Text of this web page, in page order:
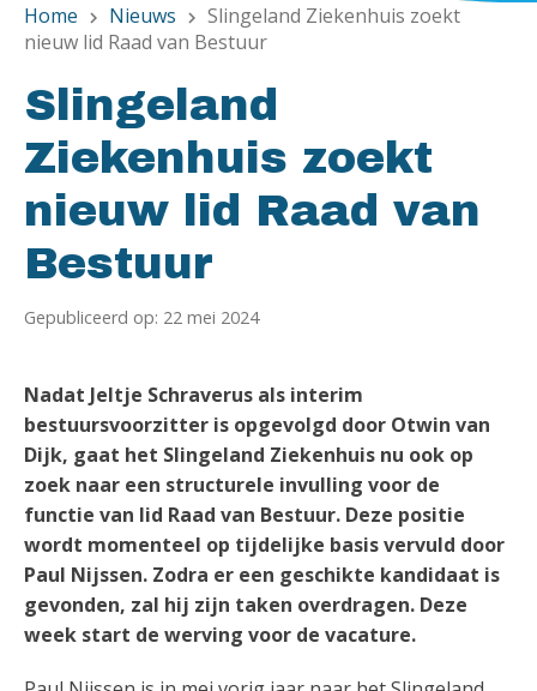
Home chevron_right Nieuws chevron_right Slingeland Ziekenhuis zoekt
nieuw lid Raad van Bestuur
Slingeland
Ziekenhuis zoekt
nieuw lid Raad van
Bestuur
Gepubliceerd op: 22 mei 2024
​Nadat Jeltje Schraverus als interim
bestuursvoorzitter is opgevolgd door Otwin van
Dijk, gaat het Slingeland Ziekenhuis nu ook op
zoek naar een structurele invulling voor de
functie van lid Raad van Bestuur. Deze positie
wordt momenteel op tijdelijke basis vervuld door
Paul Nijssen. Zodra er een geschikte kandidaat is
gevonden, zal hij zijn taken overdragen. Deze
week start de werving voor de vacature.